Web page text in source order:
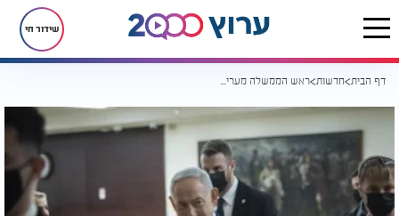
שידור חי
דף הבית חדשות ראש הממשלה מעריך - הלחימה מול איראן תימשך שבועות